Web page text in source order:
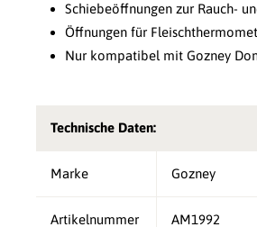
Schiebeöffnungen zur Rauch-
Öffnungen für
Nur kompatibel mit Gozney
Technische Daten:
Marke Gozney
Artikelnummer AM1992